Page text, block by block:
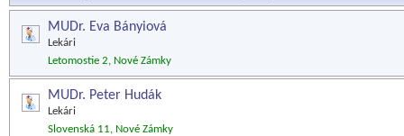
MUDr. Eva Bányiová
Lekári
Letomostie 2, Nové Zámky
MUDr. Peter Hudák
Lekári
Slovenská 11, Nové Zámky